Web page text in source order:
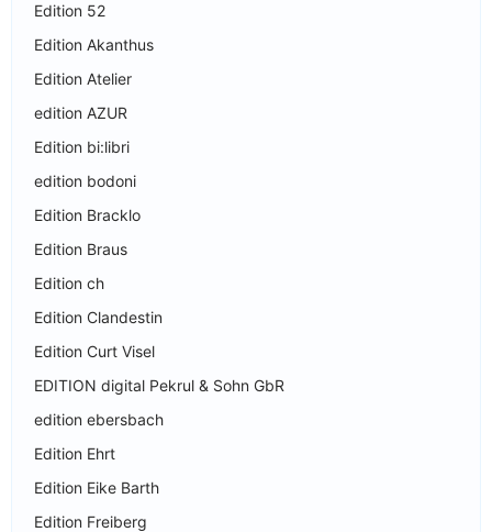
Edition 52
Edition Akanthus
Edition Atelier
edition AZUR
Edition bi:libri
edition bodoni
Edition Bracklo
Edition Braus
Edition ch
Edition Clandestin
Edition Curt Visel
EDITION digital Pekrul & Sohn GbR
edition ebersbach
Edition Ehrt
Edition Eike Barth
Edition Freiberg